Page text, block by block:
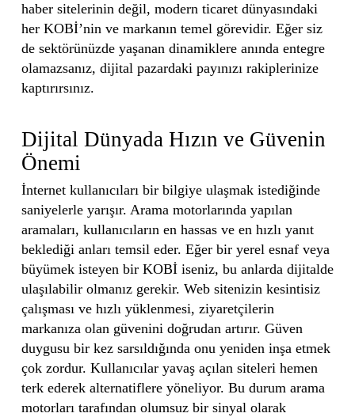
haber sitelerinin değil, modern ticaret dünyasındaki
her KOBİ’nin ve markanın temel görevidir. Eğer siz
de sektörünüzde yaşanan dinamiklere anında entegre
olamazsanız, dijital pazardaki payınızı rakiplerinize
kaptırırsınız.
Dijital Dünyada Hızın ve Güvenin
Önemi
İnternet kullanıcıları bir bilgiye ulaşmak istediğinde
saniyelerle yarışır. Arama motorlarında yapılan
aramaları, kullanıcıların en hassas ve en hızlı yanıt
beklediği anları temsil eder. Eğer bir yerel esnaf veya
büyümek isteyen bir KOBİ iseniz, bu anlarda dijitalde
ulaşılabilir olmanız gerekir. Web sitenizin kesintisiz
çalışması ve hızlı yüklenmesi, ziyaretçilerin
markanıza olan güvenini doğrudan artırır. Güven
duygusu bir kez sarsıldığında onu yeniden inşa etmek
çok zordur. Kullanıcılar yavaş açılan siteleri hemen
terk ederek alternatiflere yöneliyor. Bu durum arama
motorları tarafından olumsuz bir sinyal olarak